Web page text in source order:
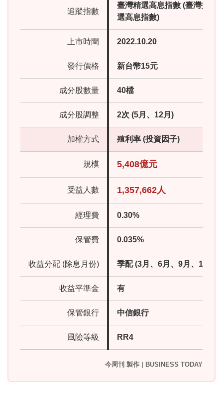
追蹤指數
臺灣精選高息指數 (臺灣指數
選高息指數)
上市時間 2022.10.20
發行價格 新台幣15元
成分股數量 40檔
成分股調整 2次 (5月、12月)
加權方式 殖利率 (投資因子)
規模 5,408億元
受益人數 1,357,662人
經理費 0.30%
保管費 0.035%
收益分配 (除息月份) 季配 (3月、6月、9月、12月)
收益平準金 有
保管銀行 中信銀行
風險等級 RR4
今周刊 製作 | BUSINESS TODAY